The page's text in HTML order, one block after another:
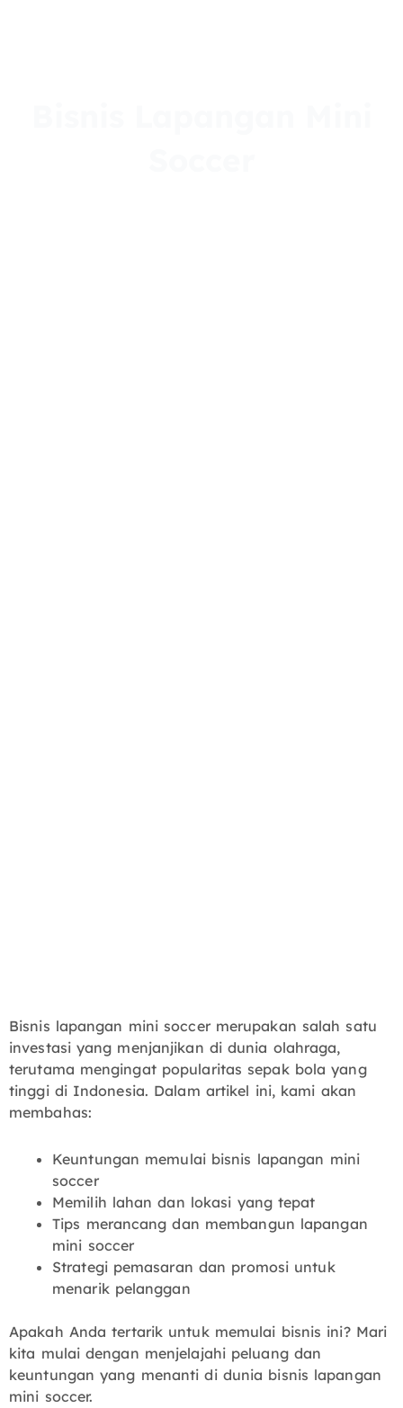
Bisnis lapangan mini soccer merupakan salah satu
investasi yang menjanjikan di dunia olahraga,
terutama mengingat popularitas sepak bola yang
tinggi di Indonesia. Dalam artikel ini, kami akan
membahas:
Keuntungan memulai bisnis lapangan mini
soccer
Memilih lahan dan lokasi yang tepat
Tips merancang dan membangun lapangan
mini soccer
Strategi pemasaran dan promosi untuk
menarik pelanggan
Apakah Anda tertarik untuk memulai bisnis ini? Mari
kita mulai dengan menjelajahi peluang dan
keuntungan yang menanti di dunia bisnis lapangan
mini soccer.